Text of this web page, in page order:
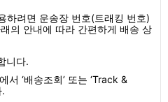
하려면 운송장 번호(트래킹 번호)
의 안내에 따라 간편하게 배송 상
니다.
‘배송조회’ 또는 ‘Track &